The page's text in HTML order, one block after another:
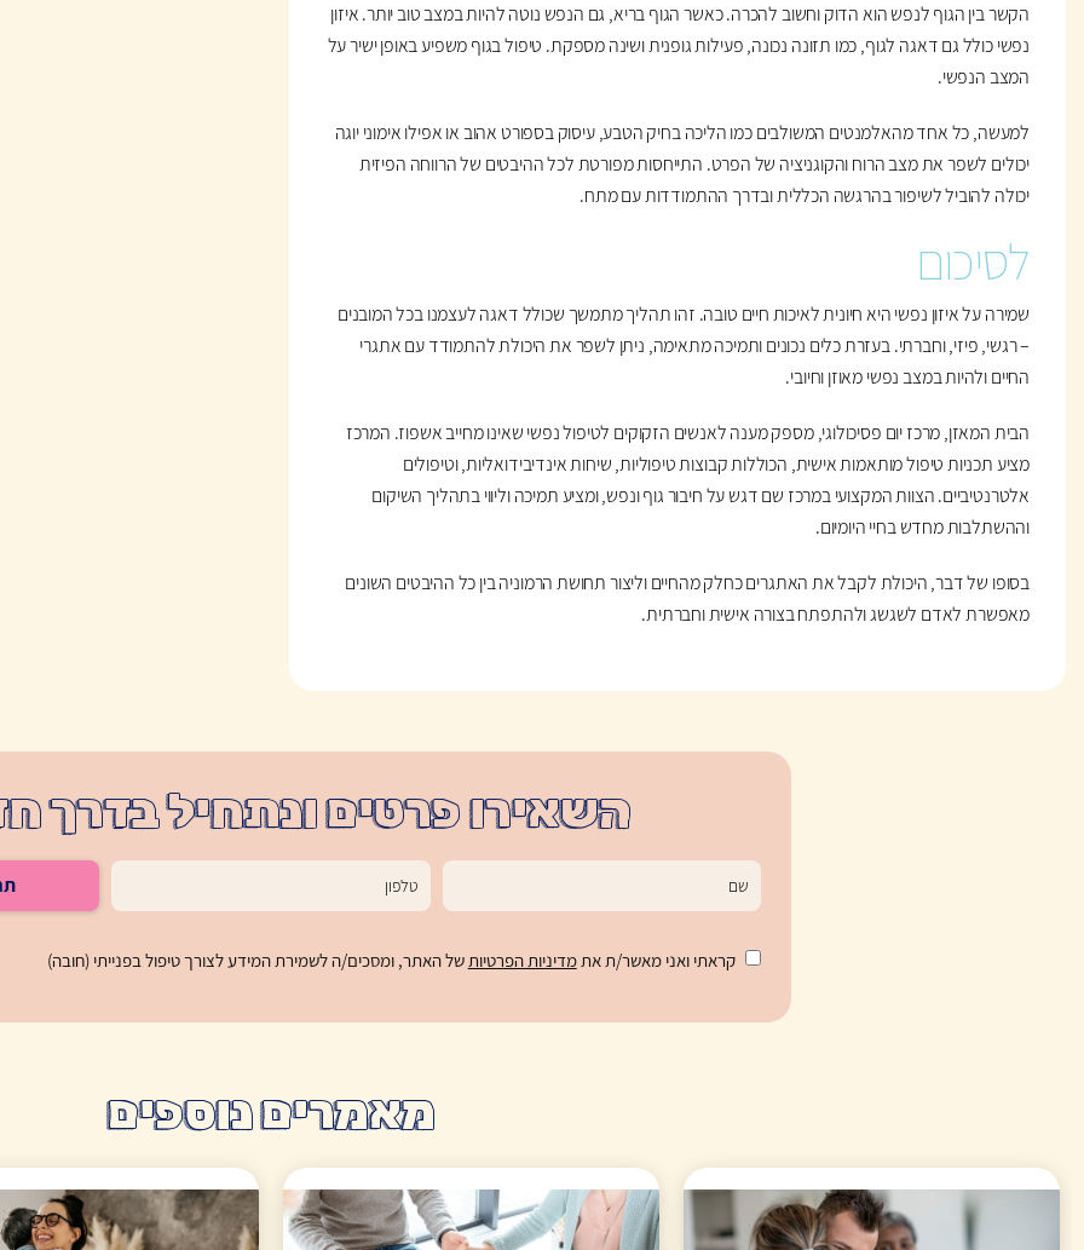
הקשר בין הגוף לנפש הוא הדוק וחשוב להכרה. כאשר הגוף בריא, גם הנפש נוטה להיות במצב טוב יותר. איזון
נפשי כולל גם דאגה לגוף, כמו תזונה נכונה, פעילות גופנית ושינה מספקת. טיפול בגוף משפיע באופן ישיר על
המצב הנפשי.
למעשה, כל אחד מהאלמנטים המשולבים כמו הליכה בחיק הטבע, עיסוק בספורט אהוב או אפילו אימוני יוגה
יכולים לשפר את מצב הרוח והקוגניציה של הפרט. התייחסות מפורטת לכל ההיבטים של הרווחה הפיזית
יכולה להוביל לשיפור בהרגשה הכללית ובדרך ההתמודדות עם מתח.
לסיכום
שמירה על איזון נפשי היא חיונית לאיכות חיים טובה. זהו תהליך מתמשך שכולל דאגה לעצמנו בכל המובנים
– רגשי, פיזי, וחברתי. בעזרת כלים נכונים ותמיכה מתאימה, ניתן לשפר את היכולת להתמודד עם אתגרי
החיים ולהיות במצב נפשי מאוזן וחיובי.
הבית המאזן, מרכז יום פסיכולוגי, מספק מענה לאנשים הזקוקים לטיפול נפשי שאינו מחייב אשפוז. המרכז
מציע תכניות טיפול מותאמות אישית, הכוללות קבוצות טיפוליות, שיחות אינדיבידואליות, וטיפולים
אלטרנטיביים. הצוות המקצועי במרכז שם דגש על חיבור גוף ונפש, ומציע תמיכה וליווי בתהליך השיקום
וההשתלבות מחדש בחיי היומיום.
בסופו של דבר, היכולת לקבל את האתגרים כחלק מהחיים וליצור תחושת הרמוניה בין כל ההיבטים השונים
מאפשרת לאדם לשגשג ולהתפתח בצורה אישית וחברתית.
השאירו פרטים ונתחיל בדרך
קראתי ואני מאשר/ת אתמדיניות הפרטיותשל האתר, ומסכים/ה לשמירת המידע לצורך טיפול בפנייתי (חובה)
מאמרים נוספים